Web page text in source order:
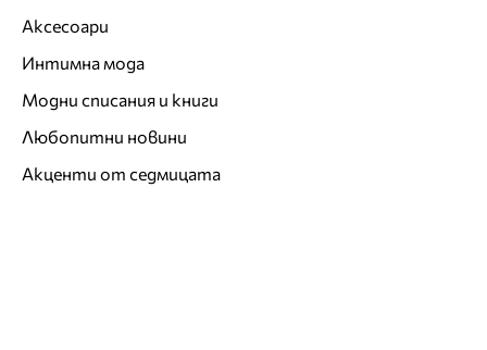
Аксесоари
Интимна мода
Модни списания и книги
Любопитни новини
Акценти от седмицата